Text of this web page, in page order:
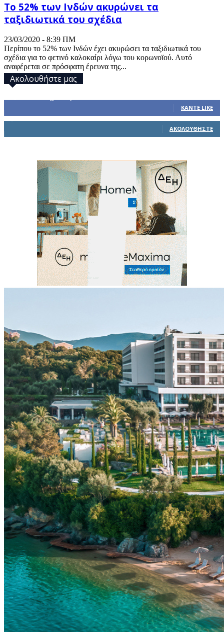
To 52% των Ινδών ακυρώνει τα
ταξιδιωτικά του σχέδια
23/03/2020 - 8:39 ΠΜ
Περίπου το 52% των Ινδών έχει ακυρώσει τα ταξιδιωτικά του
σχέδια για το φετινό καλοκαίρι λόγω του κορωνοϊού. Αυτό
αναφέρεται σε πρόσφατη έρευνα της...
Ακολουθήστε μας
ΚΆΝΤΕ LIKE
ΑΚΟΛΟΥΘΉΣΤΕ